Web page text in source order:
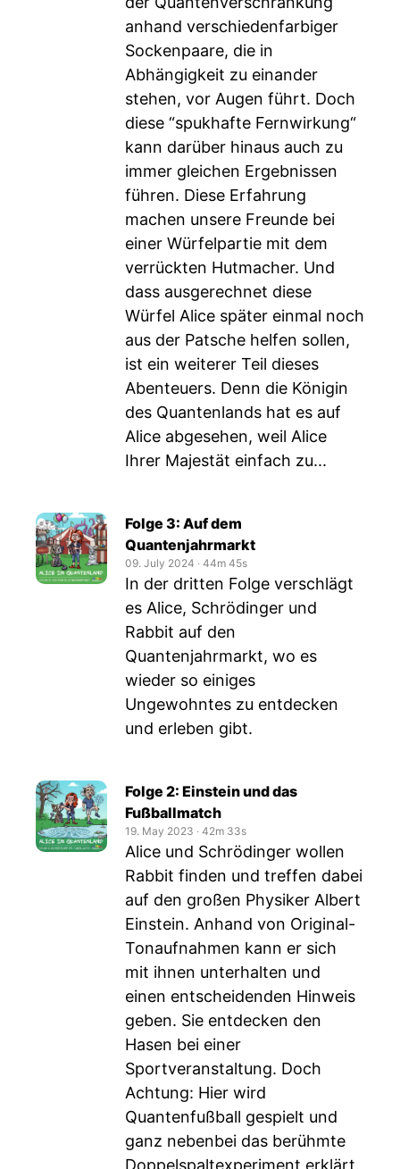
anhand verschiedenfarbiger
Sockenpaare, die in
Abhängigkeit zu einander
stehen, vor Augen führt. Doch
diese “spukhafte Fernwirkung“
kann darüber hinaus auch zu
immer gleichen Ergebnissen
führen. Diese Erfahrung
machen unsere Freunde bei
einer Würfelpartie mit dem
verrückten Hutmacher. Und
dass ausgerechnet diese
Würfel Alice später einmal noch
aus der Patsche helfen sollen,
ist ein weiterer Teil dieses
Abenteuers. Denn die Königin
des Quantenlands hat es auf
Alice abgesehen, weil Alice
Ihrer Majestät einfach zu...
Folge 3: Auf dem
Quantenjahrmarkt
09. July 2024 ‧ 44m 45s
In der dritten Folge verschlägt
es Alice, Schrödinger und
Rabbit auf den
Quantenjahrmarkt, wo es
wieder so einiges
Ungewohntes zu entdecken
und erleben gibt.
Folge 2: Einstein und das
Fußballmatch
19. May 2023 ‧ 42m 33s
Alice und Schrödinger wollen
Rabbit finden und treffen dabei
auf den großen Physiker Albert
Einstein. Anhand von Original-
Tonaufnahmen kann er sich
mit ihnen unterhalten und
einen entscheidenden Hinweis
geben. Sie entdecken den
Hasen bei einer
Sportveranstaltung. Doch
Achtung: Hier wird
Quantenfußball gespielt und
ganz nebenbei das berühmte
Doppelspaltexperiment erklärt.